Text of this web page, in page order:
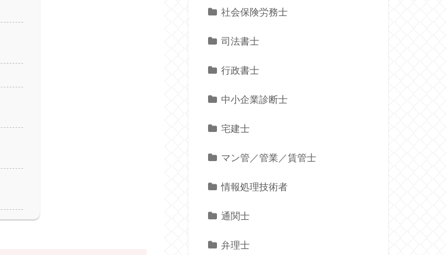
社会保険労務士
司法書士
行政書士
中小企業診断士
宅建士
マン管／管業／賃管士
情報処理技術者
通関士
弁理士